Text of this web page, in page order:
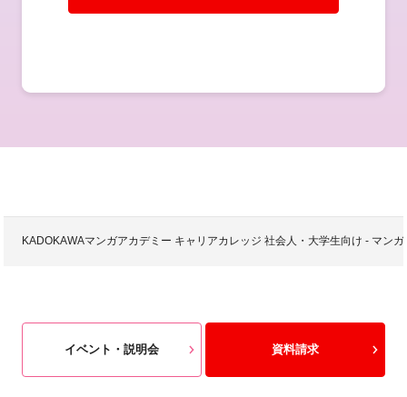
KADOKAWAマンガアカデミー キャリアカレッジ 社会人・大学生向け - マン
イベント・説明会 資料請求